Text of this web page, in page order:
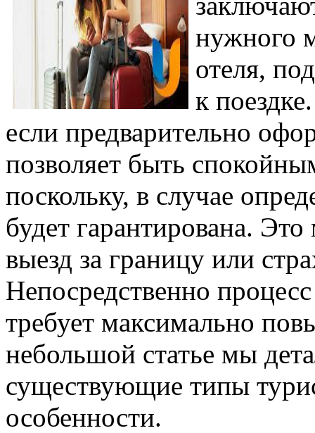
нужного
отеля,
к
если предварительно
позволяет быть
поскольку, в случае
будет гарантирована.
выезд за границу или
Непосредственно
требует максимально
небольшой статье мы
существующие типы
особенности.